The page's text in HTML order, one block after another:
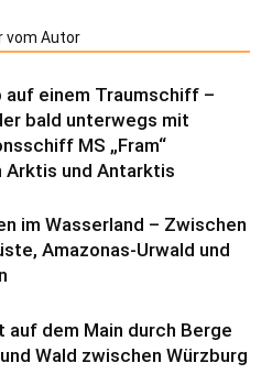
vom Autor
auf einem Traumschiff –
bald unterwegs mit
MS „Fram“
Arktis und Antarktis
im Wasserland – Zwischen
Amazonas-Urwald und
auf dem Main durch Berge
Wald zwischen Würzburg